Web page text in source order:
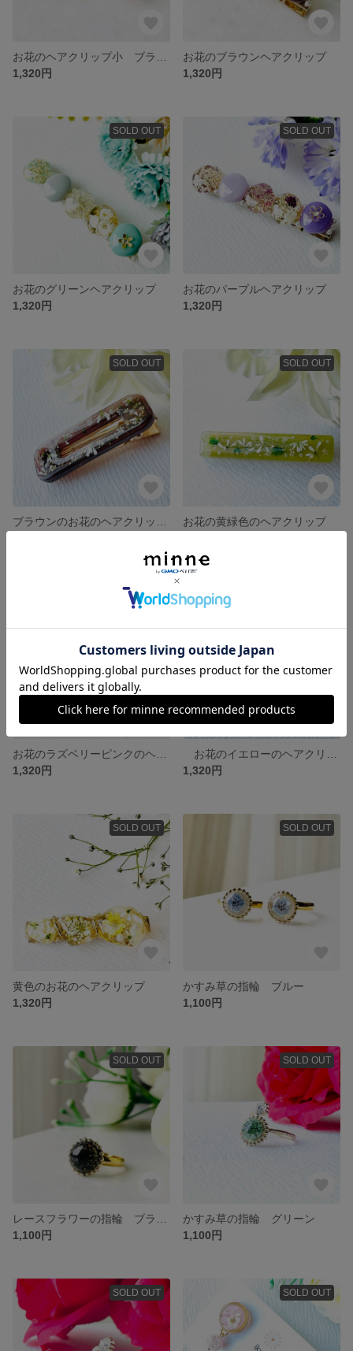
1,320円
お花のブラウンヘアクリップ
1,320円
SOLD OUT
お花のグリーンヘアクリップ
1,320円
SOLD OUT
お花のパープルヘアクリップ
1,320円
SOLD OUT SOLD OUT
お花の黄緑色のヘアクリップ
SOLD OUT
1,320円
1,320円
SOLD OUT
黄色のお花のヘアクリップ
1,320円
SOLD OUT
かすみ草の指輪 ブルー
1,100円
SOLD OUT
1,100円
SOLD OUT
かすみ草の指輪 グリーン
1,100円
SOLD OUT SOLD OUT